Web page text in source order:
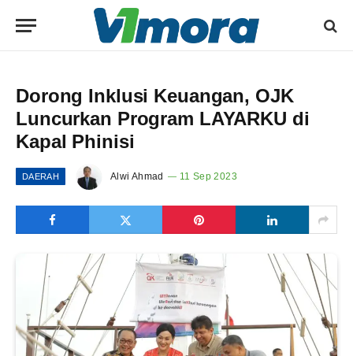
Dorong Inklusi Keuangan, OJK
Luncurkan Program LAYARKU di
Kapal Phinisi
DAERAH Alwi Ahmad 11 Sep 2023